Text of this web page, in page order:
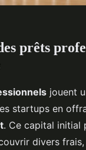
prêts
jouent
startups en
. Ce capital initial
divers